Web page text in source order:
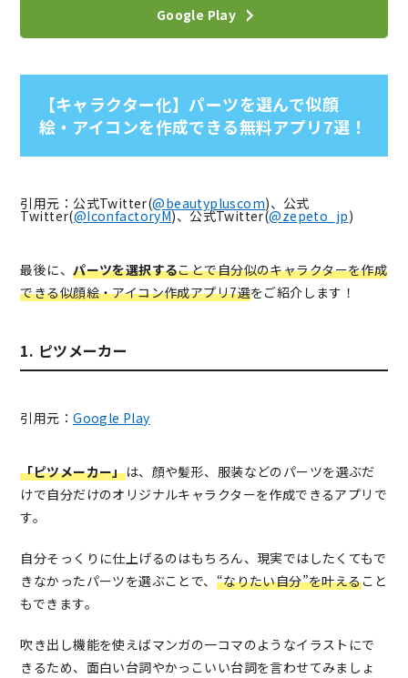
Google Play
【キャラクター化】パーツを選んで似顔
絵・アイコンを作成できる無料アプリ7選！
引用元：公式Twitter(@beautypluscom)、公式
Twitter(@IconfactoryM)、公式Twitter(@zepeto_jp)
最後に、パーツを選択することで自分似のキャラクターを作成
できる似顔絵・アイコン作成アプリ7選をご紹介します！
1. ピツメーカー
引用元：Google Play
「ピツメーカー」は、顔や髪形、服装などのパーツを選ぶだ
けで自分だけのオリジナルキャラクターを作成できるアプリで
す。
自分そっくりに仕上げるのはもちろん、現実ではしたくてもで
きなかったパーツを選ぶことで、 “なりたい自分”を叶えること
もできます。
吹き出し機能を使えばマンガの一コマのようなイラストにで
きるため、面白い台詞やかっこいい台詞を言わせてみましょ